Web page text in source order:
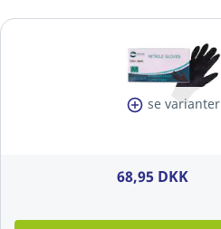
se varianter
68,95 DKK